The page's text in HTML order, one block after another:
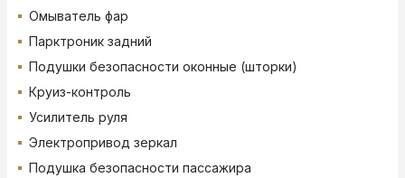
Омыватель фар
Парктроник задний
Подушки безопасности оконные (шторки)
Круиз-контроль
Усилитель руля
Электропривод зеркал
Подушка безопасности пассажира